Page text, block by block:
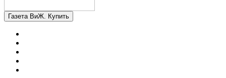
Газета ВиЖ. Купить